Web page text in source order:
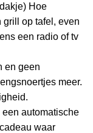
Hoe
op tafel, even
een radio of tv
en geen
meer.
automatische
waar